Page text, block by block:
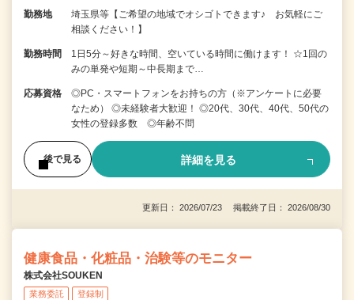
勤務地
埼玉県等【ご希望の地域でオシゴトできます♪ お気軽にご
相談ください！】
勤務時間
1日5分～好きな時間、空いている時間に働けます！ ☆1回の
みの単発や短期～中長期まで…
応募資格
◎PC・スマートフォンをお持ちの方（※アンケートに必要
なため） ◎未経験者大歓迎！ ◎20代、30代、40代、50代の
女性の登録多数 ◎年齢不問
後で見る 詳細を見る
更新日： 2026/07/23 掲載終了日： 2026/08/30
健康食品・化粧品・治験等のモニター
株式会社SOUKEN
業務委託 登録制